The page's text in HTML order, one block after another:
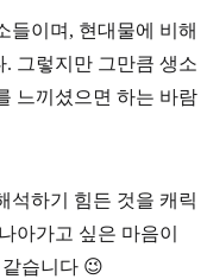
들이며, 현대물에 비해
그렇지만 그만큼 생소
느끼셨으면 하는 바람
석하기 힘든 것을 캐릭
아가고 싶은 마음이
습니다 😉